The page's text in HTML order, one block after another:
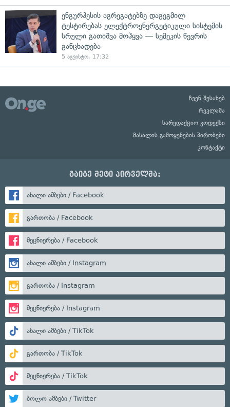
ენგურჰესის აგრეგატებზე დაგეგმილ
ტესტირებას ელექტროენერგეტიკული სისტემის
სრული გათიშვა მოჰყვა — სემეკის წევრის
განცხადება
5 აგვისტო, 17:32
ჩვენ შესახებ
რეკლამა
სარედაქციო კოდექსი
მასალის გამოყენების პირობები
კონტაქტი
გაიგე მეტი პირველმა:
ახალი ამბები / Facebook
გართობა / Facebook
მეცნიერება / Facebook
ახალი ამბები / Instagram
გართობა / Instagram
მეცნიერება / Instagram
ახალი ამბები / TikTok
გართობა / TikTok
მეცნიერება / TikTok
ბოლო ამბები / Twitter